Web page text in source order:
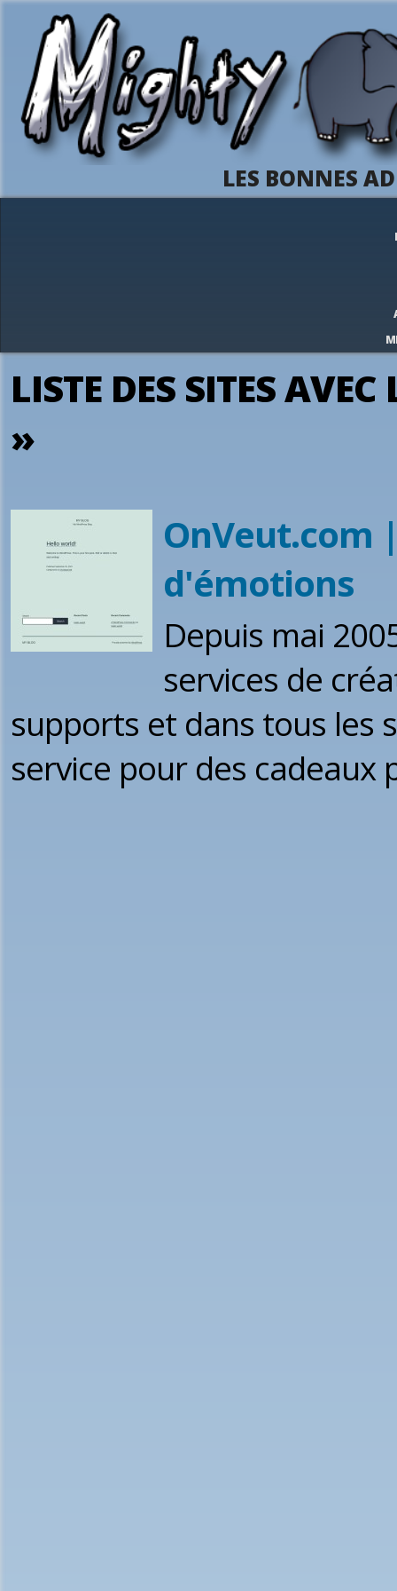
LES BONNES
LISTE DES SITES
»
OnVeut.com
d'émotions
Depuis mai
services de
supports et dans tous les
service pour des cadeaux